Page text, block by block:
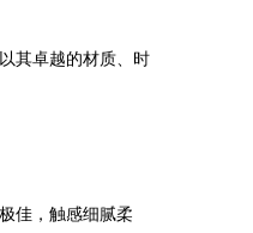
其卓越的材质、时
佳，触感细腻柔